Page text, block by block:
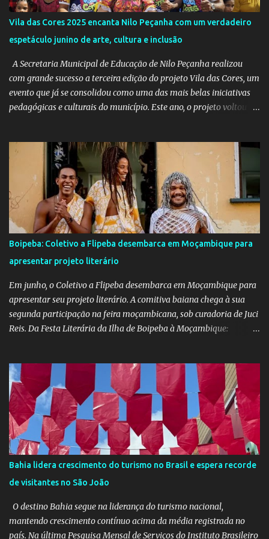
Vila das Cores 2025 encanta Nilo Peçanha com um verdadeiro
espetáculo junino de arte, cultura e inclusão
A Secretaria Municipal de Educação de Nilo Peçanha realizou
com grande sucesso a terceira edição do projeto Vila das Cores, um
evento que já se consolidou como uma das mais belas iniciativas
pedagógicas e culturais do município. Este ano, o projeto voltou a
criatividade e tradição. Entre os dias 16 e 18 de junho, o clima
junino tomou conta das comunidades de Barra dos Carvalhos e
São Francisco, passando por São Benedito e encerrando com
grande estilo na sede do município. Em cada local, os alunos
deram um verdadeiro show de participação e animação, com
apresentações marcadas por muito forró, cores vibrantes, danças
típicas, encenações e um forte espírito de celebração. O projeto é
mais do que uma atividade cultural: é um movimento educativo e
social que une arte, identidade e inclusão. Com o apoio irrestrito
da equipe da Secretaria de Educação e a colaboração de di...
Boipeba: Coletivo a Flipeba desembarca em Moçambique para
apresentar projeto literário
Em junho, o Coletivo a Flipeba desembarca em Moçambique para
apresentar seu projeto literário. A comitiva baiana chega à sua
segunda participação na feira moçambicana, sob curadoria de Juci
Reis. Da Festa Literária da Ilha de Boipeba à Moçambique:
— levará ao continente africano o projeto Escrita Viajante e as
Diversidades Culturais Diaspóricas, representando o Coletivo
Flipeba na Feira do Livro de Maputo, que acontece de 16 a 20 de
junho, reunindo importantes nomes da literatura africana e
mundial. O projeto busca fomentar a leitura e a produção literária
a partir de experiências de viagem conectadas à diáspora africana.
Como desdobramento, será lançado durante a feira o livro
Confissões de Viajante (Sem Grana), estreia de Manoela no
mercado editorial independente. A obra já está em sua terceira
edição e alcançou o primeiro lugar em vendas na categoria
Viagens –...
Bahia lidera crescimento do turismo no Brasil e espera recorde
de visitantes no São João
O destino Bahia segue na liderança do turismo nacional,
mantendo crescimento contínuo acima da média registrada no
país. Na última Pesquisa Mensal de Serviços do Instituto Brasileiro